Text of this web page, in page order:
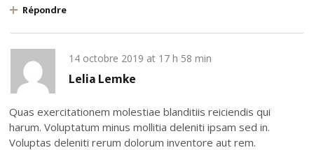
Répondre
14 octobre 2019 at 17 h 58 min
Lelia Lemke
Quas exercitationem molestiae blanditiis reiciendis qui
harum. Voluptatum minus mollitia deleniti ipsam sed in.
Voluptas deleniti rerum dolorum inventore aut rem.